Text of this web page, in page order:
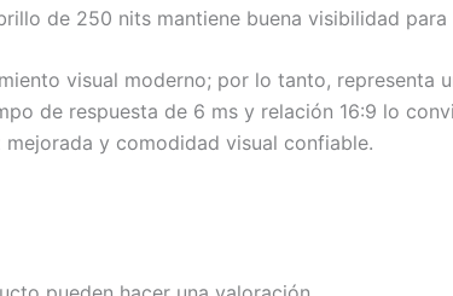
de 250 nits mantiene buena visibilidad
visual moderno; por lo tanto, representa
de respuesta de 6 ms y relación 16:9 lo
y comodidad visual confiable.